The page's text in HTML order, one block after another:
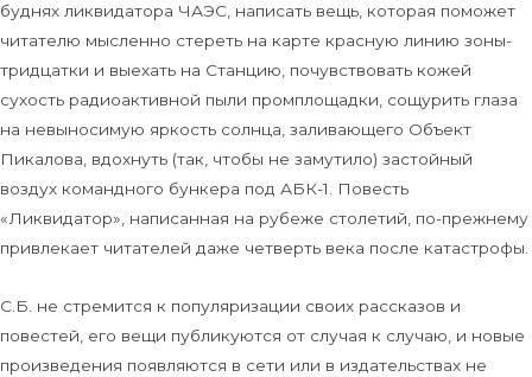
буднях ликвидатора ЧАЭС, написать вещь, которая поможет
читателю мысленно стереть на карте красную линию зоны-
тридцатки и выехать на Станцию, почувствовать кожей
сухость радиоактивной пыли промплощадки, сощурить глаза
на невыносимую яркость солнца, заливающего Объект
Пикалова, вдохнуть (так, чтобы не замутило) застойный
воздух командного бункера под АБК-1. Повесть
«Ликвидатор», написанная на рубеже столетий, по-прежнему
привлекает читателей даже четверть века после катастрофы.
С.Б. не стремится к популяризации своих рассказов и
повестей, его вещи публикуются от случая к случаю, и новые
произведения появляются в сети или в издательствах не